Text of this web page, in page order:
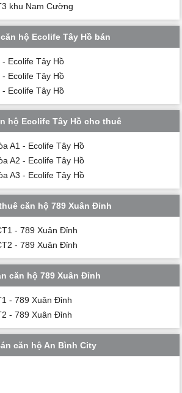
khu Nam Cường
hộ Ecolife Tây Hồ bán
- Ecolife Tây Hồ
- Ecolife Tây Hồ
- Ecolife Tây Hồ
hộ Ecolife Tây Hồ cho thuê
A1 - Ecolife Tây Hồ
A2 - Ecolife Tây Hồ
A3 - Ecolife Tây Hồ
căn hộ 789 Xuân Đỉnh
- 789 Xuân Đỉnh
- 789 Xuân Đỉnh
căn hộ 789 Xuân Đỉnh
- 789 Xuân Đỉnh
- 789 Xuân Đỉnh
căn hộ An Bình City